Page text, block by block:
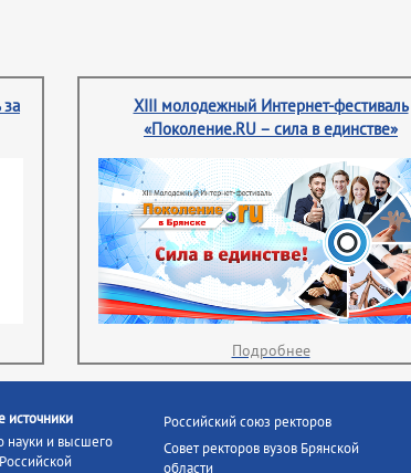
XIII молодежный Интернет-фестиваль
«Поколение.RU – сила в единстве»
Подробнее
науки и высшего
Российский союз ректоров
Совет ректоров вузов Брянской
области